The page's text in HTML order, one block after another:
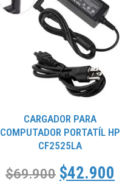
CARGADOR PARA
COMPUTADOR PORTATÍL HP
CF2525LA
$69.900 $42.900